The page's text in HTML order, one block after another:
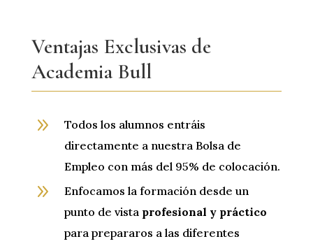
Ventajas Exclusivas de
Academia Bull
9
Todos los alumnos entráis
directamente a nuestra Bolsa de
Empleo con más del 95% de colocación.
9
Enfocamos la formación desde un
punto de vista profesional y práctico
para prepararos a las diferentes